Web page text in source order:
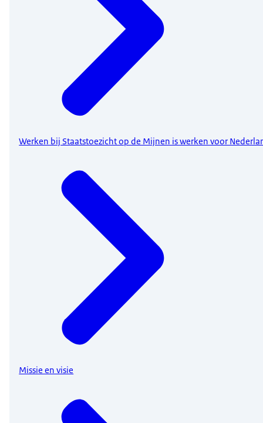
Werken bij Staatstoezicht op de Mijnen is werken voor
Missie en visie